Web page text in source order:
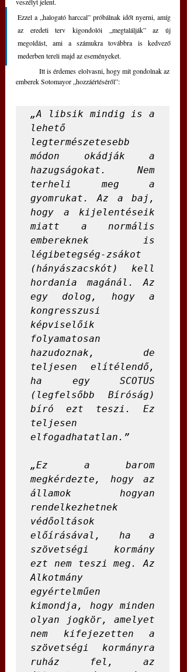
Ezzel a „halogató harccal” próbálnak időt nyerni, amíg
az eredeti terv kigondolói „megtalálják” az új
megoldást, ami a számukra továbbra is kedvező
mederben tereli majd az eseményeket.
	Itt is érdemes elolvasni, hogy mit gondolnak az
emberek Sotomayor „hozzáértéséről”:
„A libsik mindig is a
lehető
legtermészetesebb
módon okádják a
hazugságokat. Nem
terheli meg a
gyomrukat. Az a baj,
hogy a kijelentéseik
miatt a normális
embereknek is
légibetegség-zsákot
(hányászacskót) kell
hordania magánál. Az
egy dolog, hogy a
kongresszusi
képviselőik
folyamatosan
hazudoznak, de
teljesen elítélendő,
ha egy SCOTUS
(legfelsőbb Bíróság)
bíró ezt teszi. Ez
teljesen
elfogadhatatlan.”
„Ez a barom
megkérdezte, hogy az
államok hogyan
rendelkezhetnek
védőoltások
előírásával, ha a
szövetségi kormány
ezt nem teszi meg. Az
Alkotmány
egyértelműen
kimondja, hogy minden
olyan jogkör, amelyet
nem kifejezetten a
szövetségi kormányra
ruház fel, az